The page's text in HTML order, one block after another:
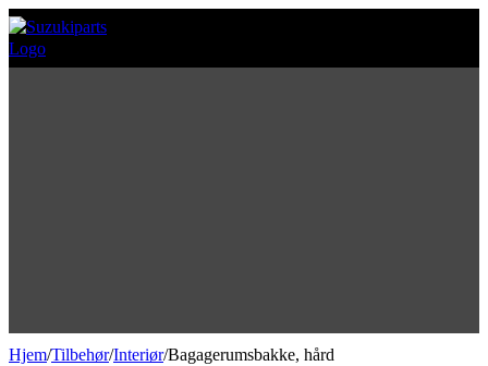
Hjem/Tilbehør/Interiør/Bagagerumsbakke, hård